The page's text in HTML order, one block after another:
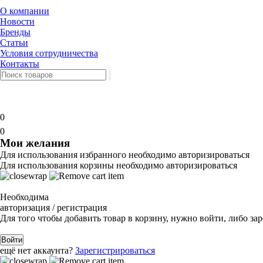
О компании
Новости
Бренды
Статьи
Условия сотрудничества
Контакты
0
0
Мои желания
Для использования избранного необходимо авторизироваться
Для использования корзины необходимо авторизироваться
Необходима
авторизация / регистрация
Для того чтобы добавить товар в корзину, нужно войти, либо
Войти
ещё нет аккаунта? Зарегистрироваться